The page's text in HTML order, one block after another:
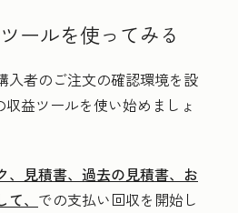
ールを使ってみる
入者のご注文の確認環境を設
益ツールを使い始めましょ
、見積書、過去の見積書、お
、 での支払い回収を開始し